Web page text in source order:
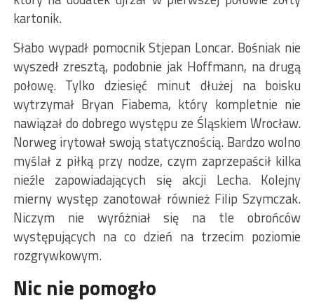
kartonik.
Słabo wypadł pomocnik Stjepan Loncar. Bośniak nie
wyszedł zresztą, podobnie jak Hoffmann, na drugą
połowę. Tylko dziesięć minut dłużej na boisku
wytrzymał Bryan Fiabema, który kompletnie nie
nawiązał do dobrego występu ze Śląskiem Wrocław.
Norweg irytował swoją statycznością. Bardzo wolno
myślał z piłką przy nodze, czym zaprzepaścił kilka
nieźle zapowiadających się akcji Lecha. Kolejny
mierny występ zanotował również Filip Szymczak.
Niczym nie wyróżniał się na tle obrońców
występujących na co dzień na trzecim poziomie
rozgrywkowym.
Nic nie pomogło